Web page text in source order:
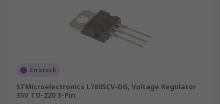
En stock
STMicroelectronics L7805CV-DG, Voltage Regulator
35V TO-220 3-Pin